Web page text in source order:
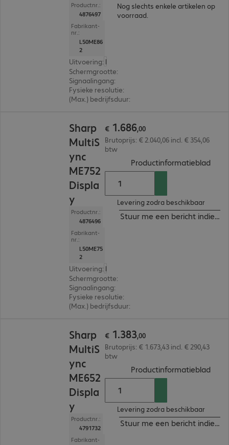
Productnr.:
4876497
Fabrikant-
nr.:
L50ME86
2
Uitvoering: Europa
Schermgrootte:
Signaalingang:
Fysieke resolutie:
(Max.) bedrijfsduur:
Nog slechts enkele artikelen op
voorraad.
Sharp
MultiS
ync
ME752
Displa
y
Productnr.:
4876496
Fabrikant-
nr.:
L50ME75
2
Uitvoering: Europa
Schermgrootte:
Signaalingang:
Fysieke resolutie:
(Max.) bedrijfsduur:
€ 1.686,00
Brutoprijs: € 2.040,06 incl. € 354,06
btw
Productinformatieblad
Levering zodra beschikbaar
Stuur me een bericht indien
Sharp
MultiS
ync
ME652
Displa
y
Productnr.:
4791732
Fabrikant-
€ 1.383,00
Brutoprijs: € 1.673,43 incl. € 290,43
btw
Productinformatieblad
Levering zodra beschikbaar
Stuur me een bericht indien